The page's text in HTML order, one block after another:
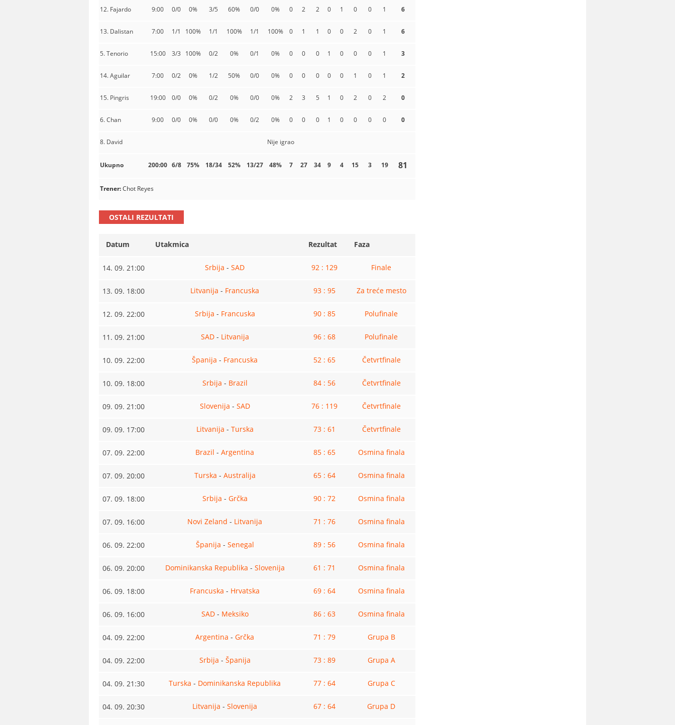
12. Fajardo 9:00 0/0 0% 3/5 60% 0/0 0% 0 2 2 0 1 0 0 1 6
13. Dalistan 7:00 1/1 100% 1/1 100% 1/1 100% 0 1 1 0 0 2 0 1 6
5. Tenorio 15:00 3/3 100% 0/2 0% 0/1 0% 0 0 0 1 0 0 0 1 3
14. Aguilar 7:00 0/2 0% 1/2 50% 0/0 0% 0 0 0 0 0 1 0 1 2
15. Pingris 19:00 0/0 0% 0/2 0% 0/0 0% 2 3 5 1 0 2 0 2 0
6. Chan 9:00 0/0 0% 0/0 0% 0/2 0% 0 0 0 1 0 0 0 0 0
8. David Nije igrao
Ukupno 200:00 6/8 75% 18/34 52% 13/27 48% 7 27 34 9 4 15 3 19 81
Trener:Chot Reyes
OSTALI REZULTATI
Datum Utakmica Rezultat Faza
14. 09. 21:00 Srbija - SAD 92 : 129 Finale
13. 09. 18:00 Litvanija - Francuska 93 : 95 Za treće mesto
12. 09. 22:00 Srbija - Francuska 90 : 85 Polufinale
11. 09. 21:00 SAD- Litvanija 96 : 68 Polufinale
10. 09. 22:00 Španija - Francuska 52 : 65 Četvrtfinale
10. 09. 18:00 Srbija - Brazil 84 : 56 Četvrtfinale
09. 09. 21:00 Slovenija - SAD 76 : 119 Četvrtfinale
09. 09. 17:00 Litvanija - Turska 73 : 61 Četvrtfinale
07. 09. 22:00 Brazil - Argentina 85 : 65 Osmina finala
07. 09. 20:00 Turska - Australija 65 : 64 Osmina finala
07. 09. 18:00 Srbija - Grčka 90 : 72 Osmina finala
07. 09. 16:00 Novi Zeland - Litvanija 71 : 76 Osmina finala
06. 09. 22:00 Španija - Senegal 89 : 56 Osmina finala
06. 09. 20:00 Dominikanska Republika - Slovenija 61 : 71 Osmina finala
06. 09. 18:00 Francuska - Hrvatska 69 : 64 Osmina finala
06. 09. 16:00 SAD- Meksiko 86 : 63 Osmina finala
04. 09. 22:00 Argentina - Grčka 71 : 79 Grupa B
04. 09. 22:00 Srbija - Španija 73 : 89 Grupa A
04. 09. 21:30 Turska - Dominikanska Republika 77 : 64 Grupa C
04. 09. 20:30 Litvanija - Slovenija 67 : 64 Grupa D